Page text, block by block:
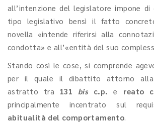
all’intenzione del legislatore impone di
tipo legislativo bensì il fatto
novella «intende riferirsi alla
condotta» e all’«entità del suo
Stando così le cose, si comprende
per il quale il dibattito attorno alla
astratto tra 131 bisc.p. e reato
principalmente incentrato sul
abitualità del comportamento.